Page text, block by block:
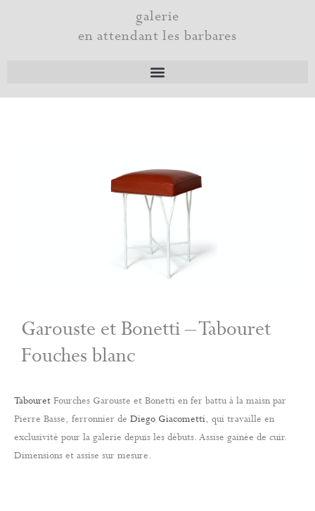
galerie
en attendant les barbares
Garouste et Bonetti – Tabouret
Fouches blanc
Tabouret Fourches Garouste et Bonetti en fer battu à la maisn par
Pierre Basse, ferronnier de Diego Giacometti, qui travaille en
exclusivité pour la galerie depuis les débuts. Assise gainée de cuir.
Dimensions et assise sur mesure.